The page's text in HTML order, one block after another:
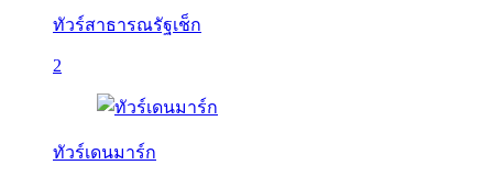
ทัวร์สาธารณรัฐเช็ก
2
ทัวร์เดนมาร์ก